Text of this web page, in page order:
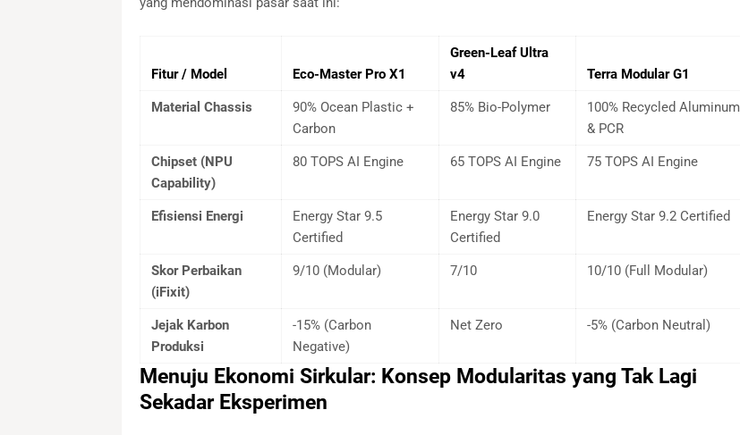
Fitur / Model Eco-Master Pro X1
Green-Leaf Ultra
v4
Terra Modular G1
Material Chassis
90% Ocean Plastic +
Carbon
85% Bio-Polymer
100% Recycled Aluminum
& PCR
Chipset (NPU
Capability)
80 TOPS AI Engine 65 TOPS AI Engine 75 TOPS AI Engine
Efisiensi Energi
Energy Star 9.5
Certified
Energy Star 9.0
Certified
Energy Star 9.2 Certified
Skor Perbaikan
(iFixit)
9/10 (Modular) 7/10 10/10 (Full Modular)
Jejak Karbon
Produksi
-15% (Carbon
Negative)
Net Zero -5% (Carbon Neutral)
Menuju Ekonomi Sirkular: Konsep Modularitas yang Tak Lagi
Sekadar Eksperimen